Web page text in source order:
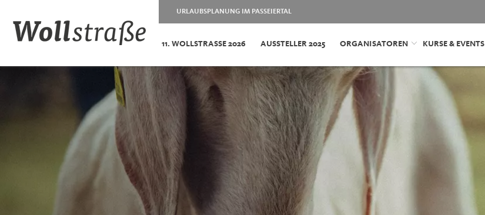
URLAUBSPLANUNG IM PASSEIERTAL
11. WOLLSTRASSE 2026 AUSSTELLER 2025 ORGANISATOREN KURSE & EVENTS